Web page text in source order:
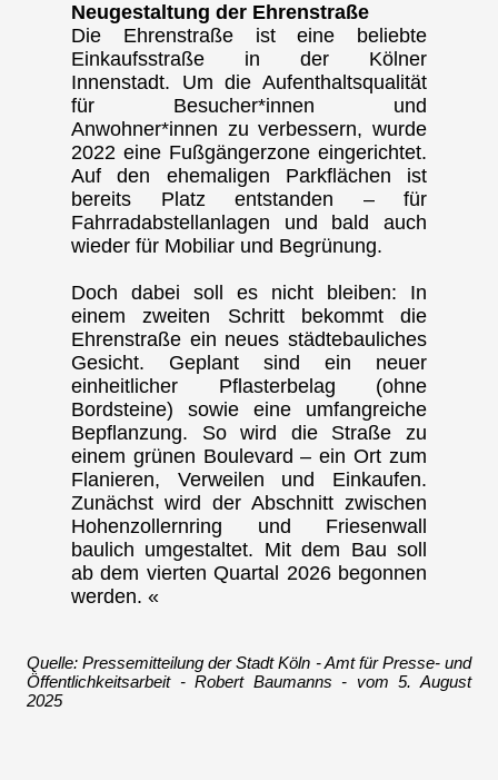
Neugestaltung der Ehrenstraße
Die Ehrenstraße ist eine beliebte
Einkaufsstraße in der Kölner
Innenstadt. Um die Aufenthaltsqualität
für Besucher*innen und
Anwohner*innen zu verbessern, wurde
2022 eine Fußgängerzone eingerichtet.
Auf den ehemaligen Parkflächen ist
bereits Platz entstanden – für
Fahrradabstellanlagen und bald auch
wieder für Mobiliar und Begrünung.
Doch dabei soll es nicht bleiben: In
einem zweiten Schritt bekommt die
Ehrenstraße ein neues städtebauliches
Gesicht. Geplant sind ein neuer
einheitlicher Pflasterbelag (ohne
Bordsteine) sowie eine umfangreiche
Bepflanzung. So wird die Straße zu
einem grünen Boulevard – ein Ort zum
Flanieren, Verweilen und Einkaufen.
Zunächst wird der Abschnitt zwischen
Hohenzollernring und Friesenwall
baulich umgestaltet. Mit dem Bau soll
ab dem vierten Quartal 2026 begonnen
werden. «
Quelle: Pressemitteilung der Stadt Köln - Amt für Presse- und
Öffentlichkeitsarbeit - Robert Baumanns - vom 5. August
2025